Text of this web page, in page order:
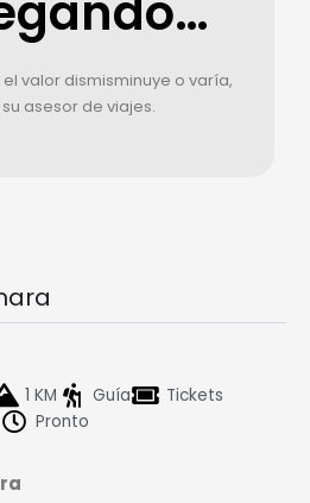
valor dismisminuye o varía,
asesor de viajes.
1 KM Guía
Tickets
Pronto